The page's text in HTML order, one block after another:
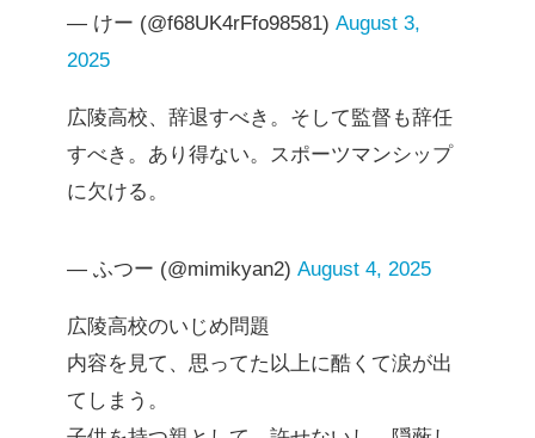
— けー (@f68UK4rFfo98581) August 3,
2025
広陵高校、辞退すべき。そして監督も辞任
すべき。あり得ない。スポーツマンシップ
に欠ける。
— ふつー (@mimikyan2) August 4, 2025
広陵高校のいじめ問題
内容を見て、思ってた以上に酷くて涙が出
てしまう。